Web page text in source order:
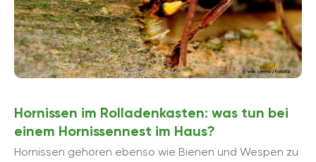
Hornissen im Rolladenkasten: was tun bei
einem Hornissennest im Haus?
Hornissen gehören ebenso wie Bienen und Wespen zu